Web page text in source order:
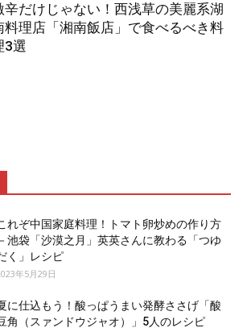
辛だけじゃない！西浅草の美麗系湖
料理店「湘南飯店」で食べるべき料
3選
れぞ中国家庭料理！トマト卵炒めの作り方
－池袋「沙漠之月」英英さんに教わる「つゆ
く」レシピ
年5月29日
に仕込もう！酸っぱうまい発酵ささげ「酸
角（スァンドウジャオ）」5人のレシピ